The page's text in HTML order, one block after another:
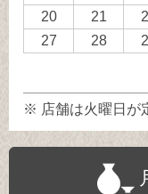
20
21
27
28
※ 店舗は火曜日が